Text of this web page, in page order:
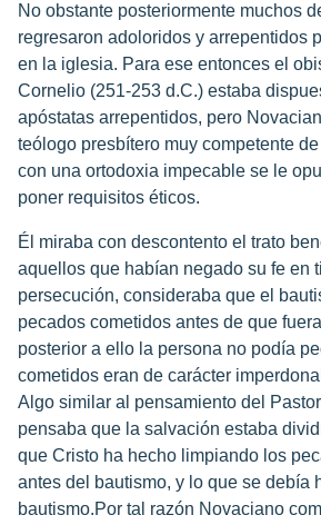
No obstante posteriormente muchos
regresaron adoloridos y arrepentidos
en la iglesia. Para ese entonces el
Cornelio (251-253 d.C.) estaba
apóstatas arrepentidos, pero
teólogo presbítero muy competente
con una ortodoxia impecable se le
poner requisitos éticos.
Él miraba con descontento el trato
aquellos que habían negado su fe en
persecución, consideraba que el
pecados cometidos antes de que
posterior a ello la persona no podía
cometidos eran de carácter
Algo similar al pensamiento del
pensaba que la salvación estaba
que Cristo ha hecho limpiando los
antes del bautismo, y lo que se debía
bautismo.Por tal razón Novaciano